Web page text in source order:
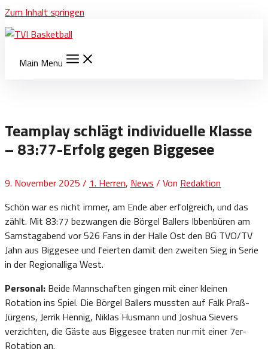
Zum Inhalt springen
Main Menu
Teamplay schlägt individuelle Klasse
– 83:77-Erfolg gegen Biggesee
9. November 2025 / 1. Herren, News / Von Redaktion
Schön war es nicht immer, am Ende aber erfolgreich, und das
zählt. Mit 83:77 bezwangen die Börgel Ballers Ibbenbüren am
Samstagabend vor 526 Fans in der Halle Ost den BG TVO/TV
Jahn aus Biggesee und feierten damit den zweiten Sieg in Serie
in der Regionalliga West.
Personal: Beide Mannschaften gingen mit einer kleinen
Rotation ins Spiel. Die Börgel Ballers mussten auf Falk Praß-
Jürgens, Jerrik Hennig, Niklas Husmann und Joshua Sievers
verzichten, die Gäste aus Biggesee traten nur mit einer 7er-
Rotation an.